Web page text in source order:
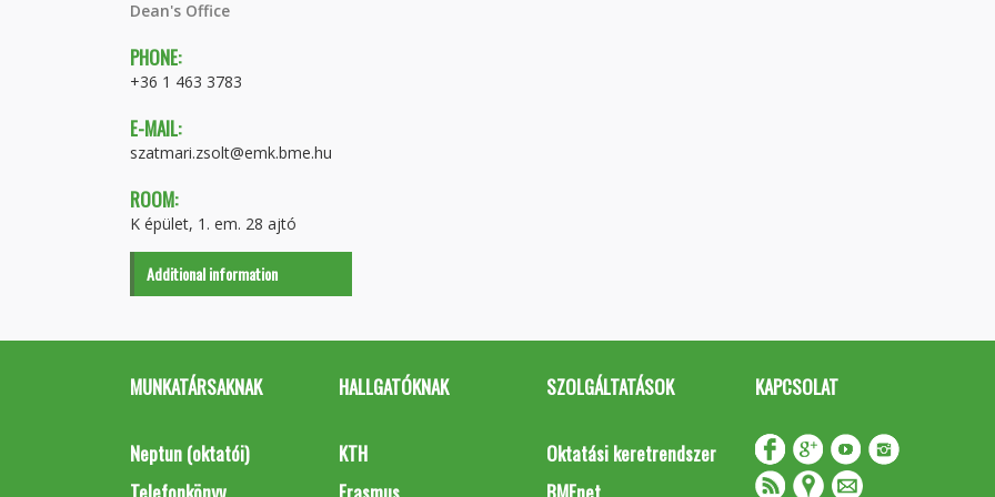
Dean's Office
PHONE:
+36 1 463 3783
E-MAIL:
szatmari.zsolt@emk.bme.hu
ROOM:
K épület, 1. em. 28 ajtó
Additional information
MUNKATÁRSAKNAK
Neptun (oktatói)
HALLGATÓKNAK
KTH
SZOLGÁLTATÁSOK
Oktatási keretrendszer
KAPCSOLAT